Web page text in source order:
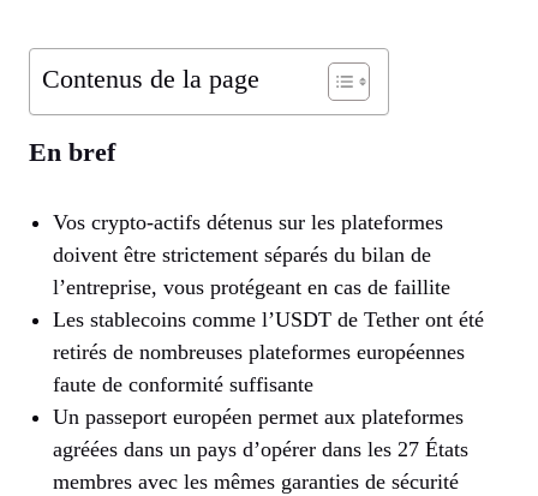
Contenus de la page
En bref
Vos crypto-actifs détenus sur les plateformes
doivent être strictement séparés du bilan de
l’entreprise, vous protégeant en cas de faillite
Les stablecoins comme l’USDT de Tether ont été
retirés de nombreuses plateformes européennes
faute de conformité suffisante
Un passeport européen permet aux plateformes
agréées dans un pays d’opérer dans les 27 États
membres avec les mêmes garanties de sécurité